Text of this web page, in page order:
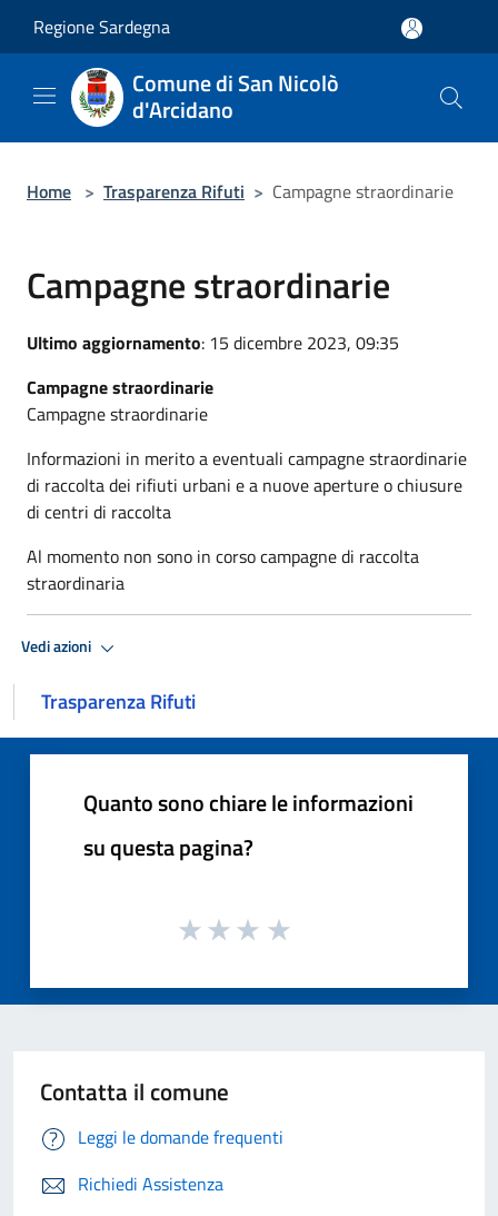
Regione Sardegna
Comune di San Nicolò
d'Arcidano
Home > Trasparenza Rifuti > Campagne straordinarie
Campagne straordinarie
Ultimo aggiornamento: 15 dicembre 2023, 09:35
Campagne straordinarie
Campagne straordinarie
Informazioni in merito a eventuali campagne straordinarie
di raccolta dei rifiuti urbani e a nuove aperture o chiusure
di centri di raccolta
Al momento non sono in corso campagne di raccolta
straordinaria
Vedi azioni
Trasparenza Rifuti
Quanto sono chiare le informazioni
su questa pagina?
Contatta il comune
Leggi le domande frequenti
Richiedi Assistenza